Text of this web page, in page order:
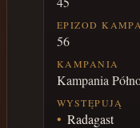
EPIZOD
56
KAMPANIA
Kampania
WYSTĘPUJĄ
Radagast